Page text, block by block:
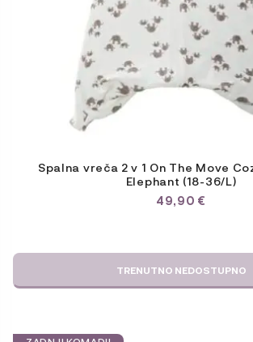
Spalna vreča 2 v 1 On The Move
Elephant (18-36/L)
49,90€
TRENUTNO NEDOSTUPNO